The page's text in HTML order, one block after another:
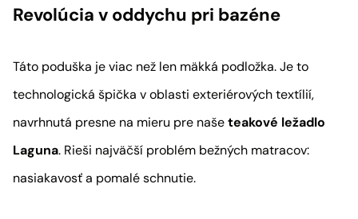
Revolúcia v oddychu pri bazéne
Táto poduška je viac než len mäkká podložka. Je to
technologická špička v oblasti exteriérových textílií,
navrhnutá presne na mieru pre našeteakové ležadlo
Laguna. Rieši najväčší problém bežných matracov:
nasiakavosť a pomalé schnutie.